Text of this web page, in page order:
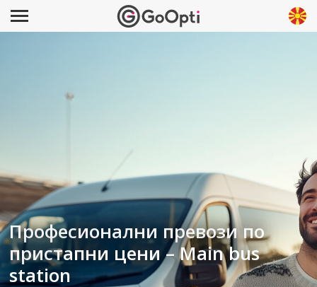
Професионални превози по
пристапни цени – Main bus
station